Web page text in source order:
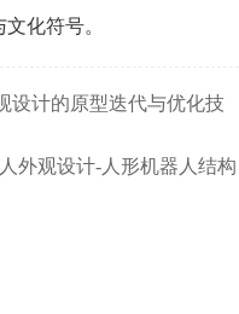
化符号。
设计的原型迭代与优化技
外观设计-人形机器人结构